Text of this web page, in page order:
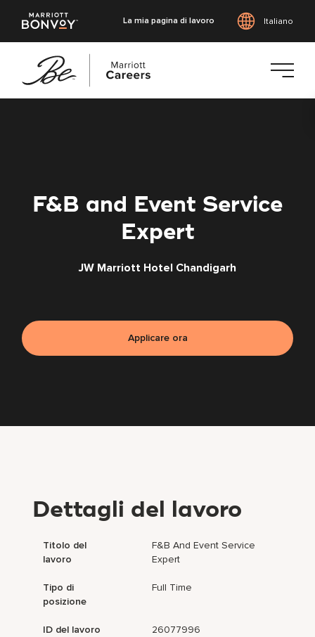
La mia pagina di lavoro Italiano
F&B and Event Service
Expert
JW Marriott Hotel Chandigarh
Applicare ora
Dettagli del lavoro
Titolo del
lavoro
F&B And Event Service
Expert
Tipo di
posizione
Full Time
ID del lavoro 26077996